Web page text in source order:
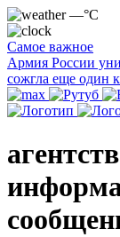
—°C
Самое важное
Армия России
сожгла еще один